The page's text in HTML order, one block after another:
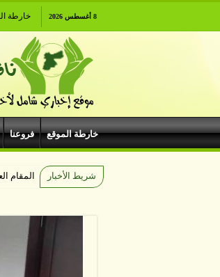
8 أغسطس 2026 خارطة
خارطة الموقع فروعنا
شريط الأخبار المقام